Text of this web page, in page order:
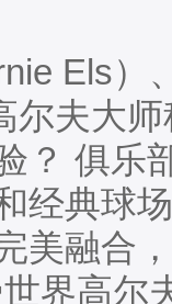
Els）
尔夫大
？ 俱乐
典球
美融合
界高